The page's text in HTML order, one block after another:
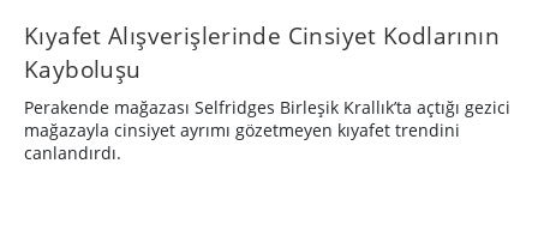
Kıyafet Alışverişlerinde Cinsiyet Kodlarının
Kayboluşu
Perakende mağazası Selfridges Birleşik Krallık’ta açtığı gezici
mağazayla cinsiyet ayrımı gözetmeyen kıyafet trendini
canlandırdı.